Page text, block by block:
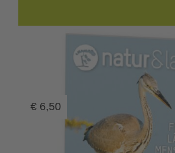
€ 6,50